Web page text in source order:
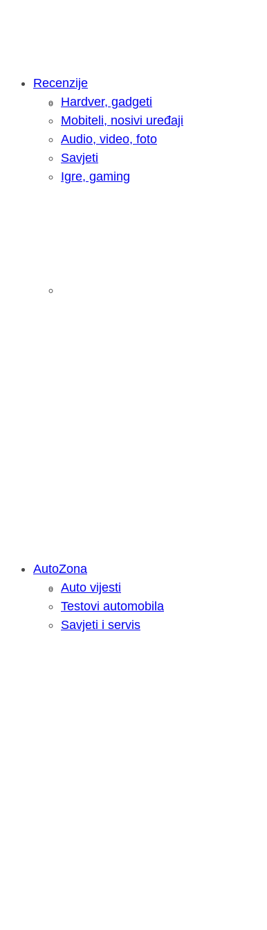
Intervju: Goran Jović, fotograf
Recenzije
Hardver, gadgeti
Mobiteli, nosivi uređaji
Audio, video, foto
Savjeti
Igre, gaming
Savjetujemo: Što učiniti kada
AutoZona
Auto vijesti
Testovi automobila
Savjeti i servis